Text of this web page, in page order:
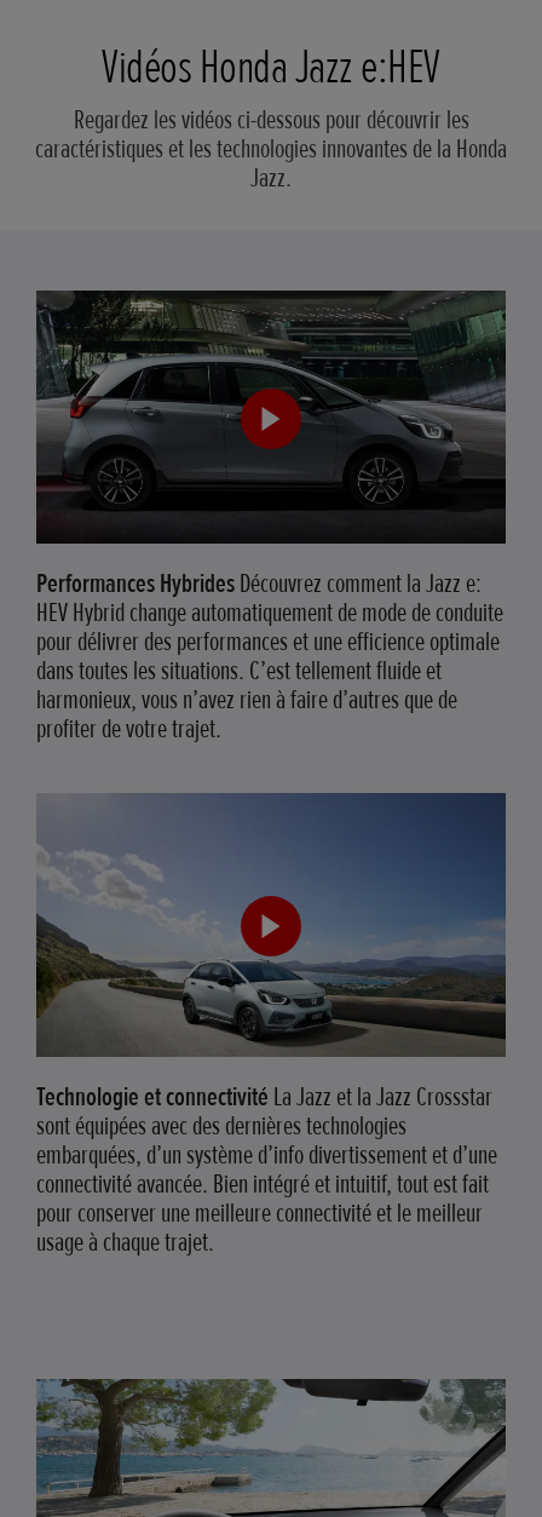
Vidéos Honda Jazz e:HEV
Regardez les vidéos ci-dessous pour découvrir les
caractéristiques et les technologies innovantes de la Honda
Jazz.
Performances HybridesDécouvrez comment la Jazz e:
HEV Hybrid change automatiquement de mode de conduite
pour délivrer des performances et une efficience optimale
dans toutes les situations. C’est tellement fluide et
harmonieux, vous n’avez rien à faire d’autres que de
profiter de votre trajet.
Technologie et connectivité La Jazz et la Jazz Crossstar
sont équipées avec des dernières technologies
embarquées, d’un système d’info divertissement et d’une
connectivité avancée. Bien intégré et intuitif, tout est fait
pour conserver une meilleure connectivité et le meilleur
usage à chaque trajet.